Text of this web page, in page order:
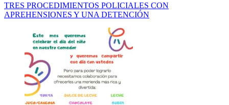
TRES PROCEDIMIENTOS POLICIALES CON
APREHENSIONES Y UNA DETENCIÓN